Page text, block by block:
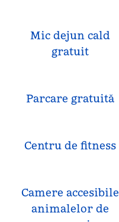
Mic dejun cald
gratuit
Parcare gratuită
Centru de fitness
Camere accesibile
animalelor de